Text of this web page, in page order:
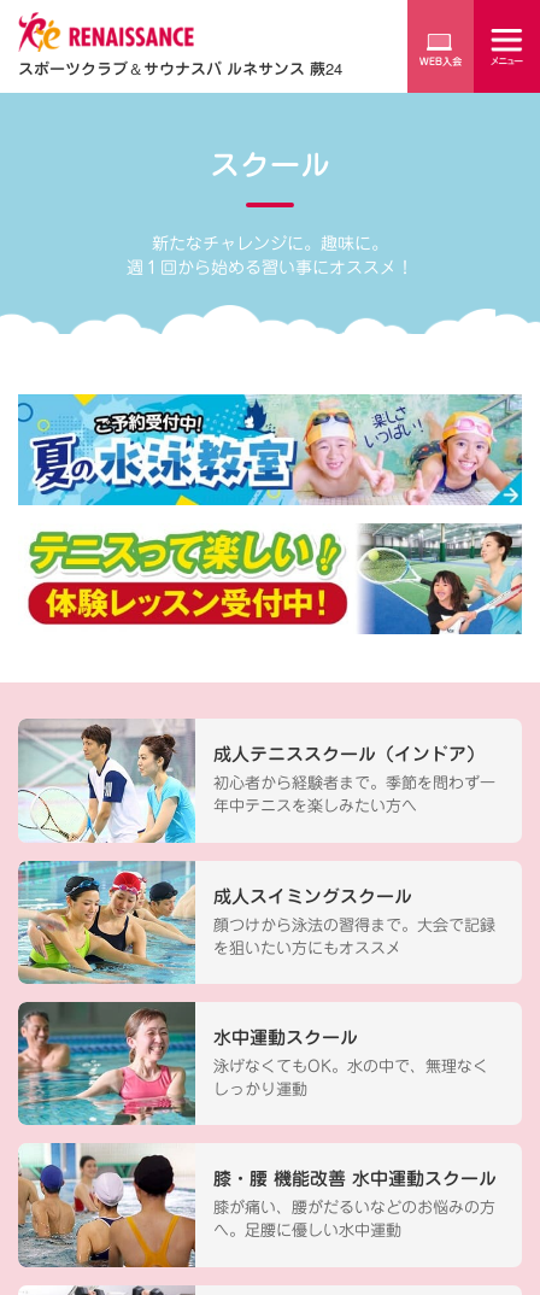
スポーツクラブ＆サウナスパ ルネサンス 蕨24
スクール
新たなチャレンジに。趣味に。
週１回から始める習い事にオススメ！
成人テニススクール（インドア）
初心者から経験者まで。季節を問わず一
年中テニスを楽しみたい方へ
成人スイミングスクール
顔つけから泳法の習得まで。大会で記録
を狙いたい方にもオススメ
水中運動スクール
泳げなくてもOK。水の中で、無理なく
しっかり運動
膝・腰 機能改善 水中運動スクール
膝が痛い、腰がだるいなどのお悩みの方
へ。足腰に優しい水中運動